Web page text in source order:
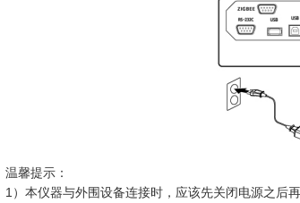
温馨提示：
1）本仪器与外围设备连接时，应该先关闭电源之后